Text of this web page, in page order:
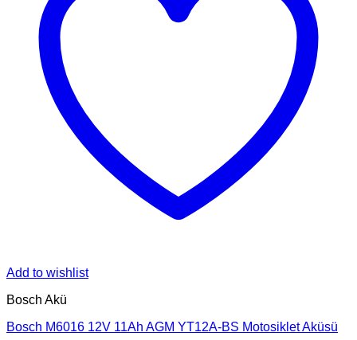
Add to wishlist
Bosch Akü
Bosch M6016 12V 11Ah AGM YT12A-BS Motosiklet Aküsü